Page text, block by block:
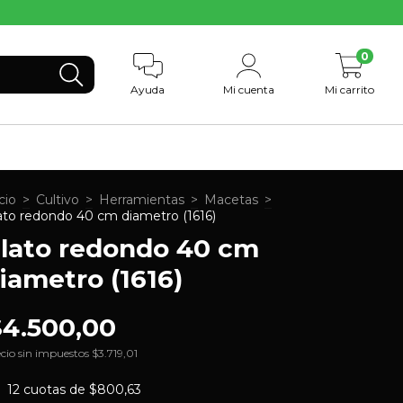
Ayuda Mi cuenta Mi carrito
0
> Cultivo > Herramientas > Macetas >
redondo 40 cm diametro (1616)
redondo 40 cm
(1616)
sin impuestos $3.719,01
12 cuotas de $800,63